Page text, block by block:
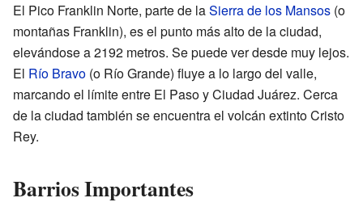
El Pico Franklin Norte, parte de laSierra de los Mansos (o
montañas Franklin), es el punto más alto de la ciudad,
elevándose a 2192 metros. Se puede ver desde muy lejos.
El Río Bravo (o Río Grande) fluye a lo largo del valle,
marcando el límite entre El Paso y Ciudad Juárez. Cerca
de la ciudad también se encuentra el volcán extinto Cristo
Rey.
Barrios Importantes